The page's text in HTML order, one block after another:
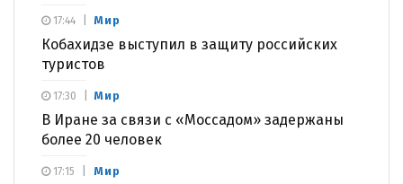
Мир
Кобахидзе выступил в защиту российских
туристов
17:44
Мир
В Иране за связи с «Моссадом» задержаны
более 20 человек
17:30
Мир
17:15